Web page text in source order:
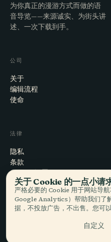
为你真正的漫游方式而做的语
音导览——来源诚实、为街头讲
述、一次下载到手。
公司
关于
编辑流程
使命
法律
隐私
条款
Cookie 设置
注销账户
© 2026 Audiala · 制作于瑞士莫尔日
EN · FR · DE ·
关于 Cookie 的一点小请
严格必要的 Cookie 用于网站导
Google Analytics）帮助我们了
据，不投放广告，不出售。您可
自定义